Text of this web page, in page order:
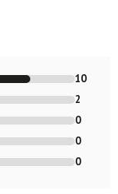
10
2
0
0
0